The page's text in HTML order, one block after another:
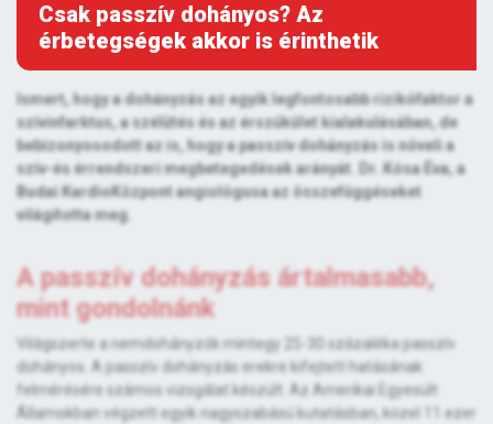
Csak passzív dohányos? Az
érbetegségek akkor is érinthetik
Ismert, hogy a dohányzás az egyik legfontosabb rizikófaktor a
szívinfarktus, a szélütés és az érszűkület kialakulásában, de
bebizonyosodott az is, hogy a passzív dohányzás is növeli a
szív-és érrendszeri megbetegedések arányát. Dr. Kósa Éva, a
Budai KardioKözpont angiológusa az összefüggéseket
világította meg.
A passzív dohányzás ártalmasabb,
mint gondolnánk
Világszerte a nemdohányzók mintegy 25-30 százaléka passzív
dohányos. A passzív dohányzás erekre kifejtett hatásának
felmérésére számos vizsgálat készült. Az Amerikai Egyesült
Államokban végzett egyik nagyszabású kutatásban, közel 11 ezer